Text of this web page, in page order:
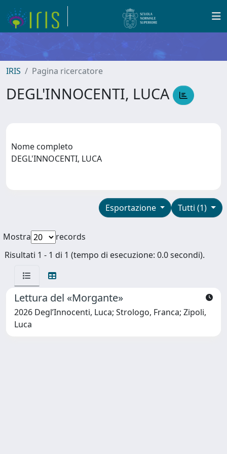
IRIS Pagina ricercatore
DEGL'INNOCENTI, LUCA
Nome completo
DEGL'INNOCENTI, LUCA
Tutti (1)
Esportazione
Mostra
records
Risultati 1 - 1 di 1 (tempo di esecuzione: 0.0 secondi).
Lettura del «Morgante»
2026 Degl’Innocenti, Luca; Strologo, Franca; Zipoli,
Luca